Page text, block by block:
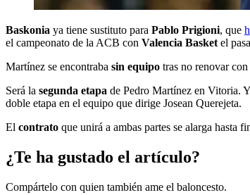
Baskonia ya tiene sustituto para Pablo Prigioni, que
el campeonato de la ACB con Valencia Basket el
Martínez se encontraba sin equipo tras no renovar
Será la segunda etapa de Pedro Martínez en Vitoria.
doble etapa en el equipo que dirige Josean Querejeta.
El contrato que unirá a ambas partes se alarga hasta
¿Te ha gustado el artículo?
Compártelo con quien también ame el baloncesto.